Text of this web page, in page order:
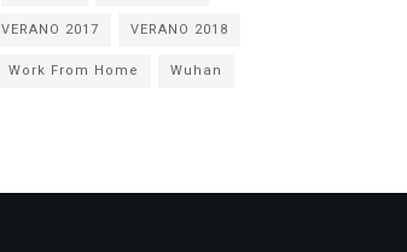
VERANO 2017
VERANO 2018
Work From Home Wuhan